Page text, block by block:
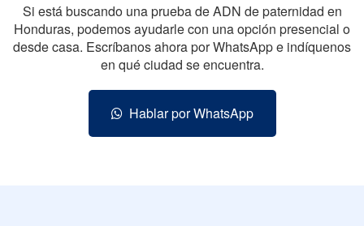
Si está buscando una prueba de ADN de paternidad en
Honduras, podemos ayudarle con una opción presencial o
desde casa. Escríbanos ahora por WhatsApp e indíquenos
en qué ciudad se encuentra.
Hablar por WhatsApp